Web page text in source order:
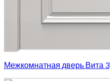
Межкомнатная дверь Вита 3